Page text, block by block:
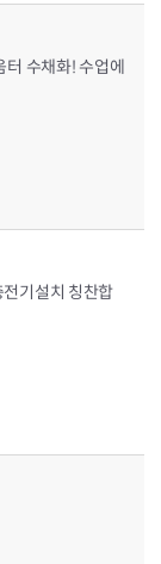
터 수채화! 수업에
기설치 칭찬합